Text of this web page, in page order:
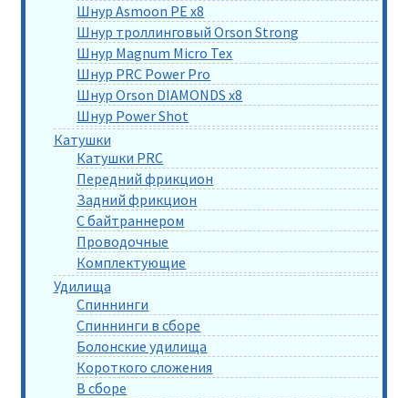
Шнур Asmoon PE x8
Шнур троллинговый Orson Strong
Шнур Magnum Micro Tex
Шнур PRC Power Pro
Шнур Orson DIAMONDS x8
Шнур Power Shot
Катушки
Катушки PRC
Передний фрикцион
Задний фрикцион
С байтраннером
Проводочные
Комплектующие
Удилища
Спиннинги
Спиннинги в сборе
Болонские удилища
Короткого сложения
В сборе